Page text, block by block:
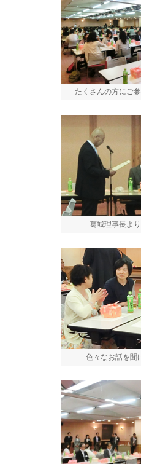
たくさんの方にご
葛城理事長よ
色々なお話を聞